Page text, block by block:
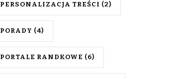
PERSONALIZACJA TREŚCI (2)
PORADY (4)
PORTALE RANDKOWE (6)